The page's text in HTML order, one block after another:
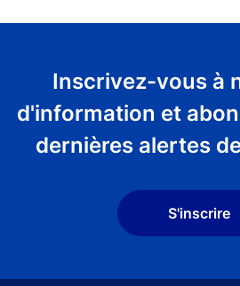
Inscrivez-vous à
d'information et
dernières alertes
S'inscrire